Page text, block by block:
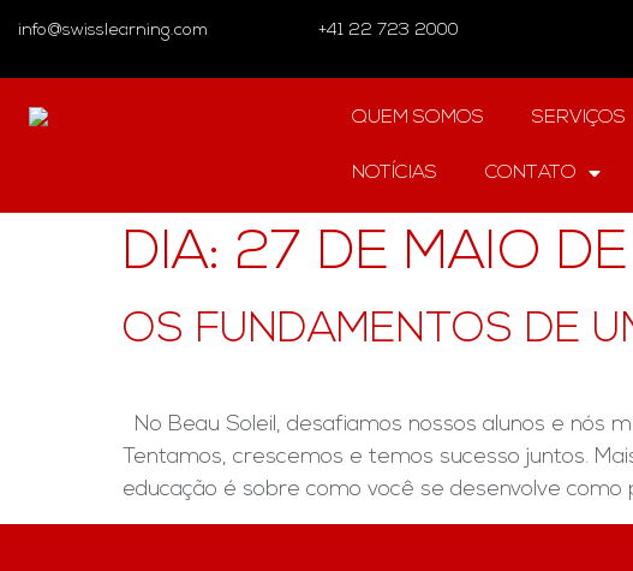
info@swisslearning.com +41 22 723 2000
QUEM SOMOS SERVIÇOS
NOTÍCIAS CONTATO
DIA: 27 DE MAIO
OS FUNDAMENTOS DE
No Beau Soleil, desafiamos nossos alunos e nós
Tentamos, crescemos e temos sucesso juntos.
educação é sobre como você se desenvolve